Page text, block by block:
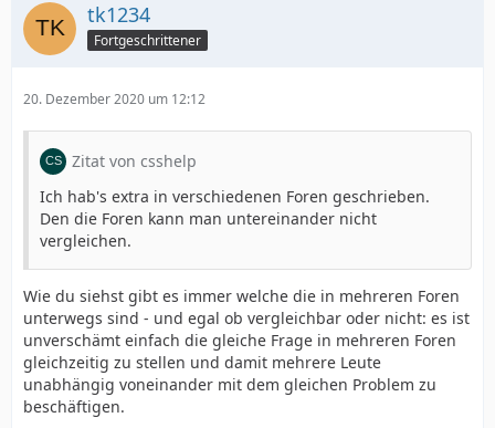
tk1234
Fortgeschrittener
20. Dezember 2020 um 12:12
Zitat von csshelp
Ich hab's extra in verschiedenen Foren geschrieben.
Den die Foren kann man untereinander nicht
vergleichen.
Wie du siehst gibt es immer welche die in mehreren Foren
unterwegs sind - und egal ob vergleichbar oder nicht: es ist
unverschämt einfach die gleiche Frage in mehreren Foren
gleichzeitig zu stellen und damit mehrere Leute
unabhängig voneinander mit dem gleichen Problem zu
beschäftigen.